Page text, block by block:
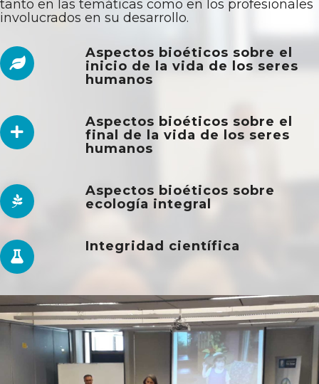
tanto en las temáticas como en los profesionales
involucrados en su desarrollo.
Aspectos bioéticos sobre el
inicio de la vida de los seres
humanos
Aspectos bioéticos sobre el
final de la vida de los seres
humanos
Aspectos bioéticos sobre
ecología integral
Integridad científica